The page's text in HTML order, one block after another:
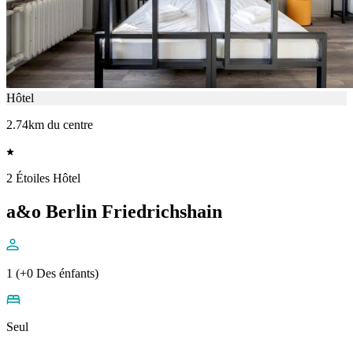
Hôtel
2.74km du centre
2 Étoiles Hôtel
a&o Berlin Friedrichshain
1 (+0 Des énfants)
Seul